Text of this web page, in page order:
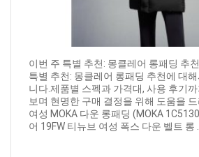
이번 주 특별 추천: 몽클레어 롱패딩 추
특별 추천: 몽클레어 롱패딩 추천에 대
니다.제품별 스펙과 가격대, 사용 후기
보며 현명한 구매 결정을 위해 도움을
여성 MOKA 다운 롱패딩 (MOKA
어 19FW 티뉴브 여성 폭스 다운 벨트 롱 ...